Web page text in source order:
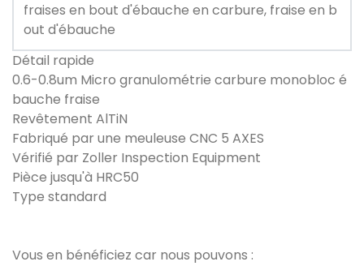
fraises en bout d'ébauche en carbure, fraise en b
out d'ébauche
Détail rapide
0.6-0.8um Micro granulométrie carbure monobloc é
bauche fraise
Revêtement AlTiN
Fabriqué par une meuleuse CNC 5 AXES
Vérifié par Zoller Inspection Equipment
Pièce jusqu'à HRC50
Type standard
Vous en bénéficiez car nous pouvons :